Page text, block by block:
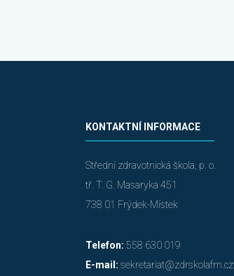
KONTAKTNÍ INFORMACE
Střední zdravotnická škola, p. o.
tř. T. G. Masaryka 451
738 01 Frýdek-Místek
Telefon: 558 630 019
E-mail: sekretariat@zdrskolafm.cz